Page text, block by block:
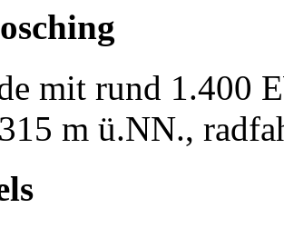
mit rund 1.400
m ü.NN.,